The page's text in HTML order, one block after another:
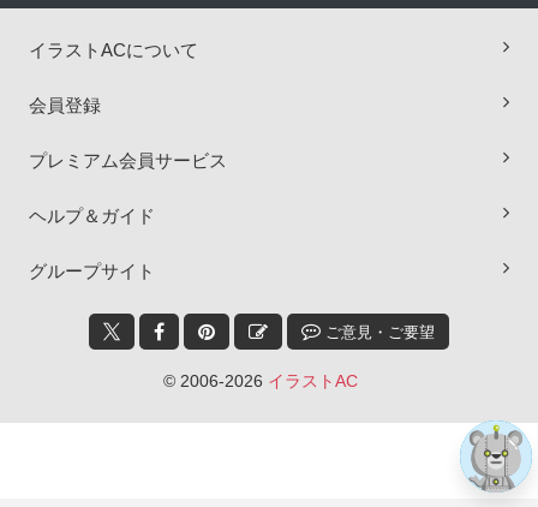
イラストACについて
会員登録
プレミアム会員サービス
ヘルプ＆ガイド
グループサイト
ご意見・ご要望
© 2006-2026 イラストAC